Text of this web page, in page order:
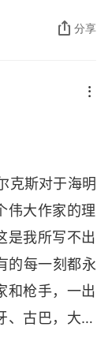
在
APP 中录
书评还是在印
更何况它是
子。海明威很
怎么对待的，
比我对待中国
读过，先读了
往常一样，看
的意图，开始
分享
克斯对于海明
伟大作家的理
是我所写不出
的每一刻都永
和枪手，一出
、古巴，大半